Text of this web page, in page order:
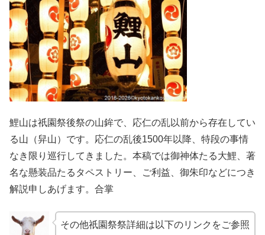
鯉山は祇園祭後祭の山鉾で、応仁の乱以前から存在してい
る山（舁山）です。応仁の乱後1500年以降、特段の事情
なき限り巡行してきました。本稿では御神体たる大鯉、著
名な懸装品たるタペストリー、ご利益、御朱印などにつき
解説申しあげます。合掌
その他祇園祭祭詳細は以下のリンクをご参照